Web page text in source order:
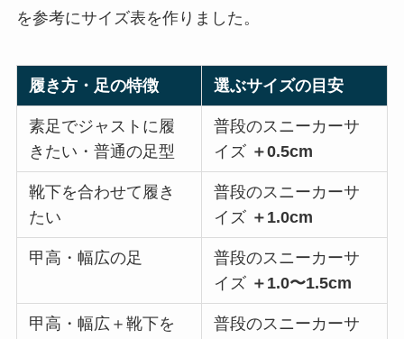
を参考にサイズ表を作りました。
履き方・足の特徴 選ぶサイズの目安
素足でジャストに履
きたい・普通の足型
普段のスニーカーサ
イズ ＋0.5cm
靴下を合わせて履き
たい
普段のスニーカーサ
イズ ＋1.0cm
甲高・幅広の足
普段のスニーカーサ
イズ ＋1.0〜1.5cm
甲高・幅広＋靴下を
普段のスニーカーサ